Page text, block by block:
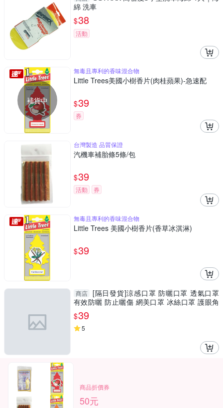
綿 洗車
$38
活動
補貨中
無毒且專利的香味混合物
Little Trees美國小樹香片(肉桂蘋果)-急速配
$39
券
台灣製造 品質保證
汽機車補胎條5條/包
$39
活動 券
無毒且專利的香味混合物
Little Trees 美國小樹香片(香草冰淇淋)
$39
商店 [隔日發貨]涼感口罩 防曬口罩 透氣口罩
有效防曬 防止曬傷 網美口罩 冰絲口罩 護眼角
口罩
$39
5
商品折價券
50元